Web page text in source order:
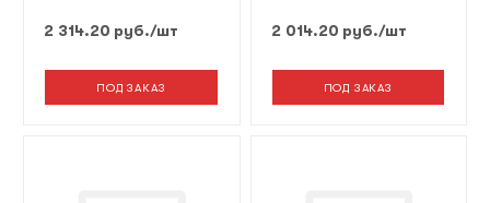
2 314.20 руб./шт
ПОД ЗАКАЗ
2 014.20 руб./шт
ПОД ЗАКАЗ